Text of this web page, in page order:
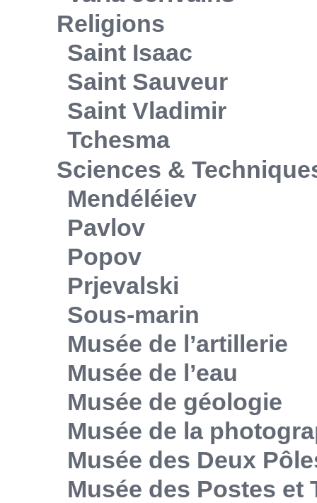
Religions
Saint Isaac
Saint Sauveur
Saint Vladimir
Tchesma
Sciences &
Mendéléiev
Pavlov
Popov
Prjevalski
Sous-marin
Musée de l’artillerie
Musée de l’eau
Musée de géologie
Musée de la
Musée des Deux
Musée des Postes